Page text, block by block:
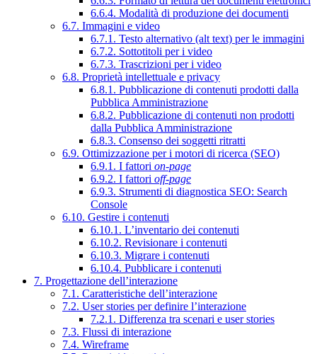
6.6.4. Modalità di produzione dei documenti
6.7. Immagini e video
6.7.1. Testo alternativo (alt text) per le immagini
6.7.2. Sottotitoli per i video
6.7.3. Trascrizioni per i video
6.8. Proprietà intellettuale e privacy
6.8.1. Pubblicazione di contenuti prodotti dalla
Pubblica Amministrazione
6.8.2. Pubblicazione di contenuti non prodotti
dalla Pubblica Amministrazione
6.8.3. Consenso dei soggetti ritratti
6.9. Ottimizzazione per i motori di ricerca (SEO)
6.9.1. I fattori on-page
6.9.2. I fattori off-page
6.9.3. Strumenti di diagnostica SEO: Search
Console
6.10. Gestire i contenuti
6.10.1. L’inventario dei contenuti
6.10.2. Revisionare i contenuti
6.10.3. Migrare i contenuti
6.10.4. Pubblicare i contenuti
7. Progettazione dell’interazione
7.1. Caratteristiche dell’interazione
7.2. User stories per definire l’interazione
7.2.1. Differenza tra scenari e user stories
7.3. Flussi di interazione
7.4. Wireframe